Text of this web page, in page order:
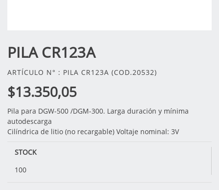
PILA CR123A
ARTÍCULO N° : PILA CR123A (COD.20532)
$13.350,05
Pila para DGW-500 /DGM-300. Larga duración y mínima
autodescarga
Cilíndrica de litio (no recargable) Voltaje nominal: 3V
STOCK
100